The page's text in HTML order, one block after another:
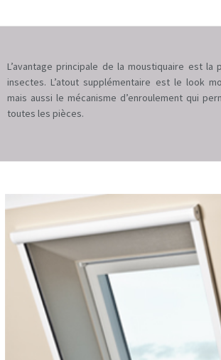
L’avantage principale de la moustiquaire est
insectes. L’atout supplémentaire est le look
mais aussi le mécanisme d’enroulement qui
toutes les pièces.